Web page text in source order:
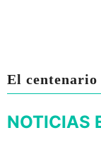
El
NOTICIAS